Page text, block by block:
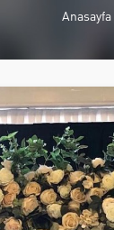
Anasayfa